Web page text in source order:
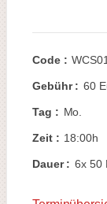
Code : WCS01
Gebühr : 60
Tag : Mo.
Zeit : 18:00h
Dauer : 6x 50